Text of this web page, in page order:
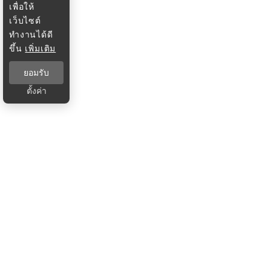
เพื่อให้
เว็บไซต์
ทำงานได้ดี
ขึ้น เพิ่มเติม
ยอมรับ
ตั้งค่า